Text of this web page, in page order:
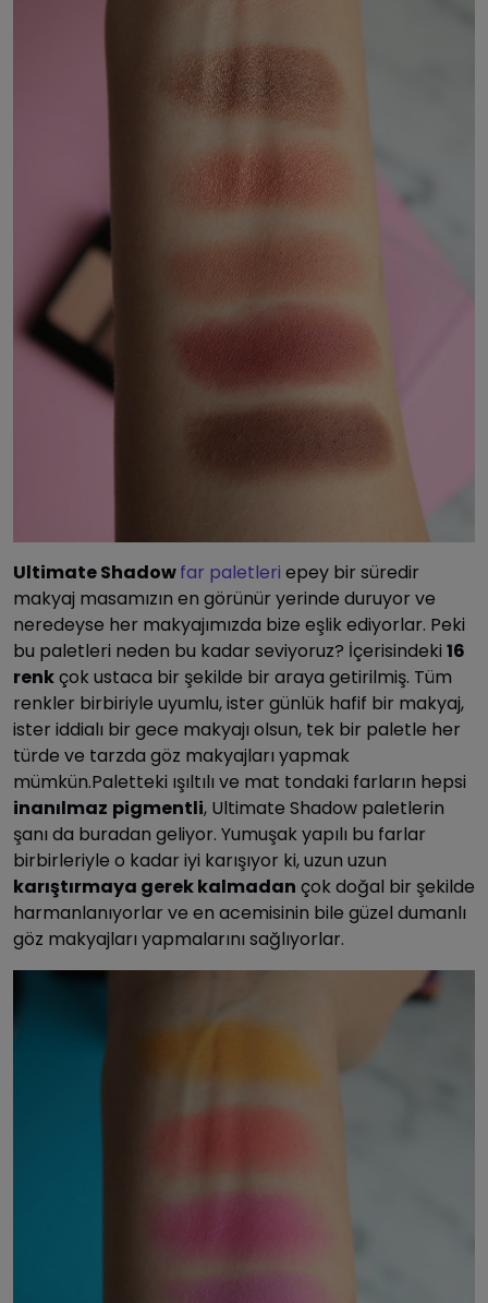
Ultimate Shadowfar paletleri epey bir süredir
makyaj masamızın en görünür yerinde duruyor ve
neredeyse her makyajımızda bize eşlik ediyorlar. Peki
bu paletleri neden bu kadar seviyoruz? İçerisindeki 16
renkçok ustaca bir şekilde bir araya getirilmiş. Tüm
renkler birbiriyle uyumlu, ister günlük hafif bir makyaj,
ister iddialı bir gece makyajı olsun, tek bir paletle her
türde ve tarzda göz makyajları yapmak
mümkün.Paletteki ışıltılı ve mat tondaki farların hepsi
inanılmaz pigmentli, Ultimate Shadow paletlerin
şanı da buradan geliyor. Yumuşak yapılı bu farlar
birbirleriyle o kadar iyi karışıyor ki, uzun uzun
karıştırmaya gerek kalmadan çok doğal bir şekilde
harmanlanıyorlar ve en acemisinin bile güzel dumanlı
göz makyajları yapmalarını sağlıyorlar.